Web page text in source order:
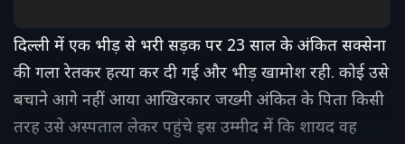
दिल्ली में एक भीड़ से भरी सड़क पर 23 साल के अंकित सक्सेना
की गला रेतकर हत्या कर दी गई और भीड़ खामोश रही. कोई उसे
बचाने आगे नहीं आया आखिरकार जख्मी अंकित के पिता किसी
तरह उसे अस्पताल लेकर पहुंचे इस उम्मीद में कि शायद वह